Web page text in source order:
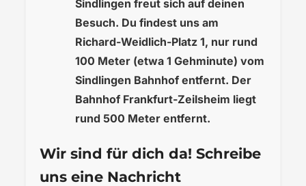
Sindlingen freut sich auf deinen
Besuch. Du findest uns am
Richard-Weidlich-Platz 1, nur rund
100 Meter (etwa 1 Gehminute) vom
Sindlingen Bahnhof entfernt. Der
Bahnhof Frankfurt-Zeilsheim liegt
rund 500 Meter entfernt.
Wir sind für dich da! Schreibe
uns eine Nachricht